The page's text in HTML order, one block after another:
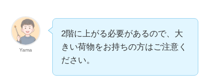
Yama
2階に上がる必要があるので、大
きい荷物をお持ちの方はご注意く
ださい。